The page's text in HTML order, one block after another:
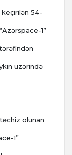
54-
1”
üzərində
olunan
1”